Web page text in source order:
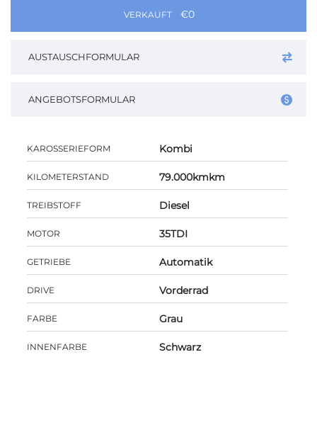
VERKAUFT €0
AUSTAUSCHFORMULAR
ANGEBOTSFORMULAR
KAROSSERIEFORM Kombi
KILOMETERSTAND 79.000kmkm
TREIBSTOFF Diesel
MOTOR 35TDI
GETRIEBE Automatik
DRIVE Vorderrad
FARBE Grau
INNENFARBE Schwarz